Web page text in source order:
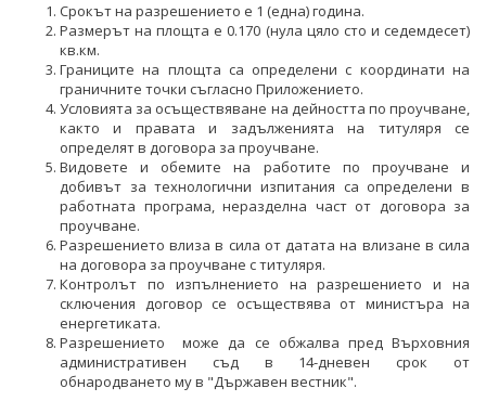
ДЕЙНОСТ
МЕТАЛНИ ПОЛЕЗНИ ИЗКОПАЕМИ
НЕМЕТАЛНИ ПОЛЕЗНИ ИЗКОПАЕМИ -
ИНДУСТРИАЛНИ МИНЕРАЛИ
НЕФТ И ПРИРОДЕН ГАЗ
ТВЪРДИ ГОРИВА
СТРОИТЕЛНИ МАТЕРИАЛИ
СКАЛНООБЛИЦОВЪЧНИ МАТЕРИАЛИ
МИННИ ОТПАДЪЦИ
ИНИЦИАТИВА НА ЕВРОПЕЙСКАТА КОМИСИЯ ЗА
Срокът на разрешението е 1 (една) година.
Размерът на площта е 0.170 (нула цяло сто и седемдесет)
кв.км.
Границите на площта са определени с координати на
граничните точки съгласно Приложението.
Условията за осъществяване на дейността по проучване,
както и правата и задълженията на титуляря се
определят в договора за проучване.
Видовете и обемите на работите по проучване и
добивът за технологични изпитания са определени в
работната програма, неразделна част от договора за
проучване.
Разрешението влиза в сила от датата на влизане в сила
на договора за проучване с титуляря.
Контролът по изпълнението на разрешението и на
сключения договор се осъществява от министъра на
енергетиката.
Разрешението може да се обжалва пред Върховния
административен съд в 14-дневен срок от
обнародването му в "Държавен вестник".